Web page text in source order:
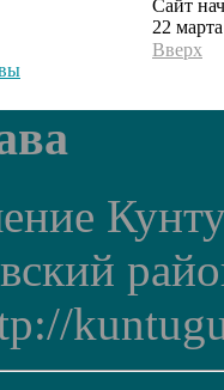
Сайт
22
Вверх